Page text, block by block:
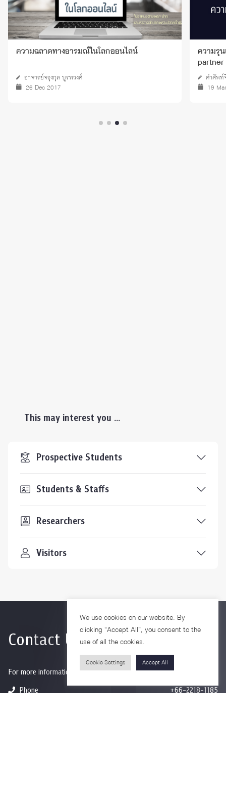
ความฉลาดทางอารมณ์ในโลกออนไลน์
อาจารย์จรุงกุล บูรพวงศ์
26 Dec 2017
ความรุ
คำศัพท์
19
This may interest you ...
Prospective Students
Students & Staffs
Researchers
Visitors
Contact Us
For more information please contact
Phone
+66-2218-1185
We use cookies on our website. By
clicking “Accept All”, you consent to the
use of all the cookies.
Cookie Settings Accept All